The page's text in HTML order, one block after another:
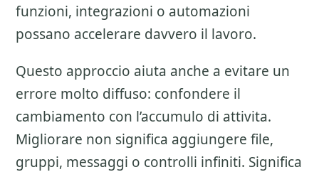
funzioni, integrazioni o automazioni
possano accelerare davvero il lavoro.
Questo approccio aiuta anche a evitare un
errore molto diffuso: confondere il
cambiamento con l’accumulo di attivita.
Migliorare non significa aggiungere file,
gruppi, messaggi o controlli infiniti. Significa